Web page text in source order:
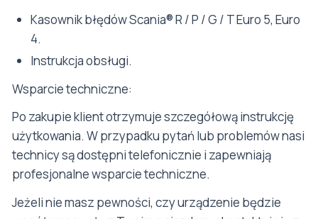
Kasownik błędów Scania® R / P / G / T Euro 5, Euro
4.
Instrukcja obsługi.
Wsparcie techniczne:
Po zakupie klient otrzymuje szczegółową instrukcję
użytkowania. W przypadku pytań lub problemów nasi
technicy są dostępni telefonicznie i zapewniają
profesjonalne wsparcie techniczne.
Jeżeli nie masz pewności, czy urządzenie będzie